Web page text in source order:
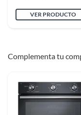
VER PRODUCTO
Complementa tu